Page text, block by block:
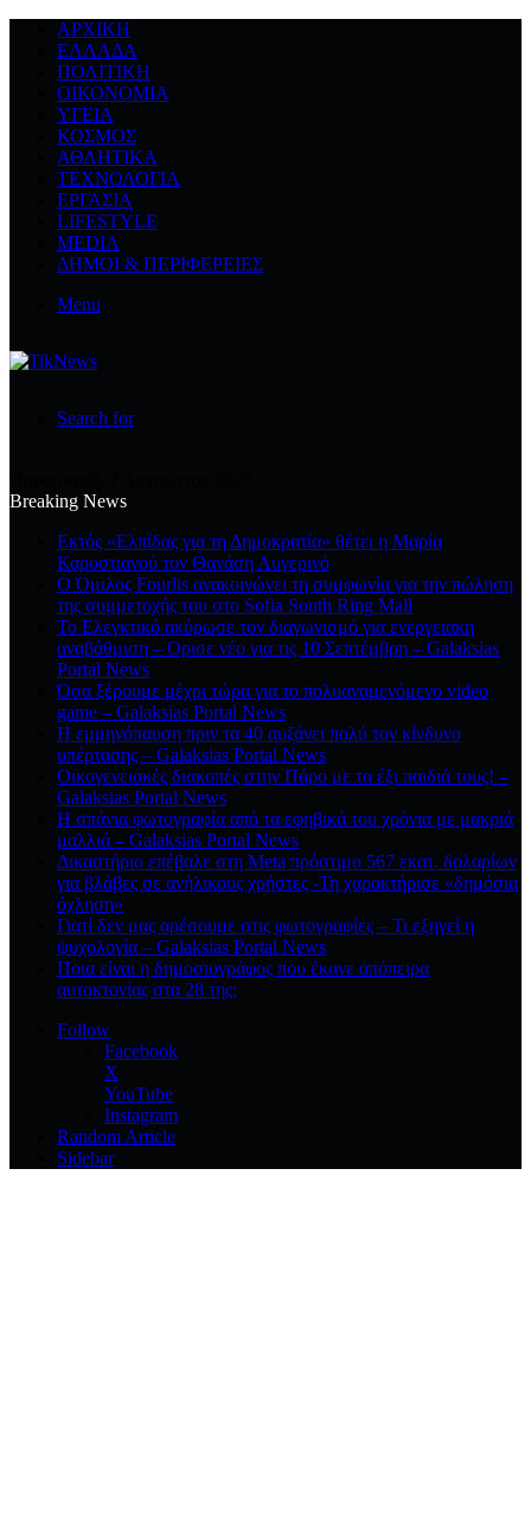
ΑΡΧΙΚΉ
ΕΛΛΆΔΑ
ΠΟΛΙΤΙΚΉ
ΟΙΚΟΝΟΜΊΑ
ΥΓΕΊΑ
ΚΌΣΜΟΣ
ΑΘΛΗΤΙΚΆ
ΤΕΧΝΟΛΟΓΙΆ
ΕΡΓΑΣΊΑ
LIFESTYLE
MEDIA
ΔΉΜΟΙ & ΠΕΡΙΦΈΡΕΙΕΣ
Menu
Search for
Breaking News
Εκτός «Ελπίδας για τη Δημοκρατία» θέτει η Μαρία
Καρυστιανού τον Θανάση Αυγερινό
Ο Όμιλος Fourlis ανακοινώνει τη συμφωνία για την πώληση
της συμμετοχής του στο Sofia South Ring Mall
Το Ελεγκτικό ακύρωσε τον διαγωνισμό για ενεργειακη
αναβάθμιση – Ορισε νέο για τις 10 Σεπτέμβρη – Galaksias
Portal News
Όσα ξέρουμε μέχρι τώρα για το πολυαναμενόμενο video
game – Galaksias Portal News
Η εμμηνόπαυση πριν τα 40 αυξάνει πολύ τον κίνδυνο
υπέρτασης – Galaksias Portal News
Οικογενειακές διακοπές στην Πάρο με τα έξι παιδιά τους! –
Galaksias Portal News
Η σπάνια φωτογραφία από τα εφηβικά του χρόνια με μακριά
μαλλιά – Galaksias Portal News
Δικαστήριο επέβαλε στη Meta πρόστιμο 567 εκατ. δολαρίων
για βλάβες σε ανήλικους χρήστες -Τη χαρακτήρισε «δημόσια
όχληση»
Γιατί δεν μας αρέσουμε στις φωτογραφίες – Τι εξηγεί η
ψυχολογία – Galaksias Portal News
Ποια είναι η δημοσιογράφος που έκανε απόπειρα
αυτοκτονίας στα 28 της;
Follow
Facebook
X
YouTube
Instagram
Random Article
Sidebar